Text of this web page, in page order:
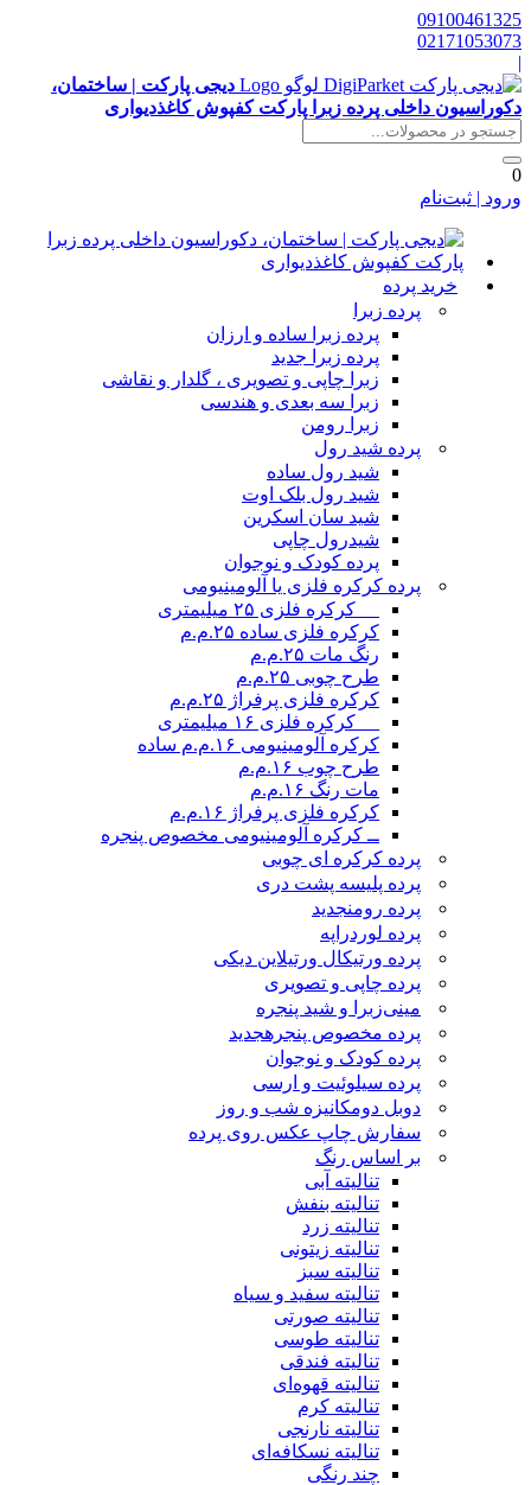
دیجی پارکت | ساختمان،
داخلی پرده زبرا پارکت کفپوش کاغذدیواری
| ثبت‌نام
خرید پرده
پرده زبرا
پرده زبرا ساده و ارزان
پرده زبرا جدید
زبرا چاپی و تصویری ، گلدار و نقاشی
زبرا سه بعدی و هندسی
زبرا رومن
پرده شید رول
شید رول ساده
شید رول بلک اوت
شید سان اسکرین
شیدرول چاپی
پرده کودک و نوجوان
پرده کرکره فلزی یا آلومینیومی
__ کرکره فلزی ۲۵ میلیمتری
کرکره فلزی ساده ۲۵.م.م
رنگ مات ۲۵.م.م
طرح چوبی ۲۵.م.م
کرکره فلزی پرفراژ ۲۵.م.م
__ کرکره فلزی ۱۶ میلیمتری
کرکره آلومینیومی ۱۶.م.م ساده
طرح چوب ۱۶.م.م
مات رنگ ۱۶.م.م
کرکره فلزی پرفراژ ۱۶.م.م
ــ کرکره آلومینیومی مخصوص پنجره
پرده کرکره ای چوبی
پرده پلیسه پشت دری
پرده رومنجدید
پرده لوردراپه
پرده ورتیکال ورتیلاین دیکی
پرده چاپی و تصویری
مینی‌زبرا و شید پنجره
پرده مخصوص پنجره جدید
پرده کودک و نوجوان
پرده سیلوئیت و ارسی
دوبل دومکانیزه شب و روز
سفارش چاپ عکس روی پرده
بر اساس رنگ
تنالیته آبی
تنالیته بنفش
تنالیته زرد
تنالیته زیتونی
تنالیته سبز
تنالیته سفید و سیاه
تنالیته صورتی
تنالیته طوسی
تنالیته فندقی
تنالیته قهوه‌ای
تنالیته کرم
تنالیته نارنجی
تنالیته نسکافه‌ای
چند رنگی